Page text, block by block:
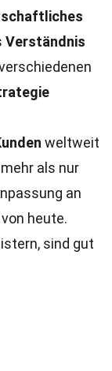
Verständnis
weltweit
als nur
an
heute.
sind gut